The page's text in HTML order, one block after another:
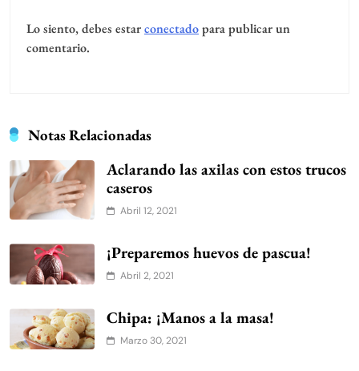
Lo siento, debes estarconectadopara publicar un
comentario.
Notas Relacionadas
Aclarando las axilas con estos trucos
caseros
Abril 12, 2021
¡Preparemos huevos de pascua!
Abril 2, 2021
Chipa: ¡Manos a la masa!
Marzo 30, 2021